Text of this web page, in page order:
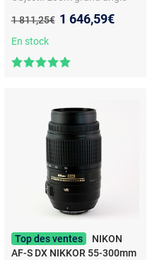
f/2.8 - Diaphragme 11
lamelles
Ancien prix :
1 811,25€ Nouveau prix :
1 646,59€
En stock
Top des ventes
NIKON
AF-S DX NIKKOR 55-300mm